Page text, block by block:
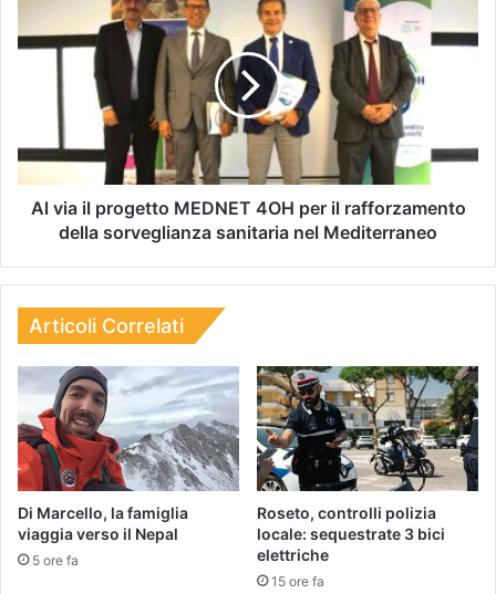
Al via il progetto MEDNET 4OH per il rafforzamento
della sorveglianza sanitaria nel Mediterraneo
Articoli Correlati
Di Marcello, la famiglia
viaggia verso il Nepal
5 ore fa
Roseto, controlli polizia
locale: sequestrate 3 bici
elettriche
15 ore fa